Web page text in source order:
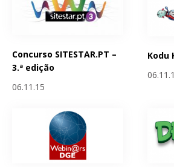
Concurso SITESTAR.PT –
3.ª edição
06.11.15
Kodu